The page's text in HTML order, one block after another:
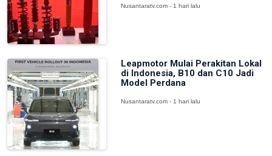
Nusantaratv.com - 1 hari lalu
Leapmotor Mulai Perakitan Lokal
di Indonesia, B10 dan C10 Jadi
Model Perdana
Nusantaratv.com - 1 hari lalu